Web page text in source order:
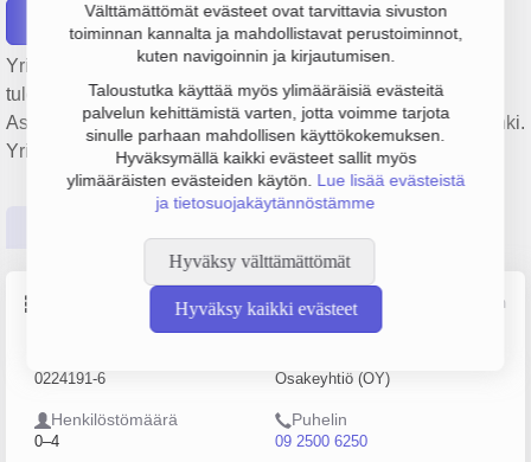
Välttämättömät evästeet ovat tarvittavia sivuston
toiminnan kannalta ja mahdollistavat perustoiminnot,
kuten navigoinnin ja kirjautumisen.
Taloustutka käyttää myös ylimääräisiä evästeitä
palvelun kehittämistä varten, jotta voimme tarjota
sinulle parhaan mahdollisen käyttökokemuksen.
Hyväksymällä kaikki evästeet sallit myös
ylimääräisten evästeiden käytön. Lue lisää evästeistä
ja tietosuojakäytännöstämme
Hyväksy välttämättömät
Hyväksy kaikki evästeet
Raportit
Yrityksen Talo-osakeyhtiö Arkadia liikevaihto on 242 000 €,
tulos -158 000 € ja henkilöstömäärä 0. Sen päätoimiala on
Asuntojen vuokraus, perustamisvuosi 1978 ja sijainti Helsinki.
Yrityksen yhtiömuoto Osakeyhtiö (OY).
Lähde: YTJ, PRH, Traficom
0224191-6 Osakeyhtiö (OY)
Henkilöstömäärä
0–4
Puhelin
09 2500 6250